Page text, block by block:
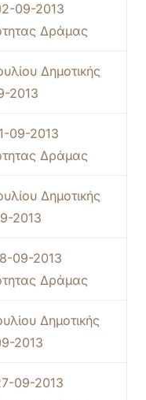
09-2013
Δράμας
Δημοτικής
2013
09-2013
Δράμας
Δημοτικής
2013
09-2013
Δράμας
Δημοτικής
2013
09-2013